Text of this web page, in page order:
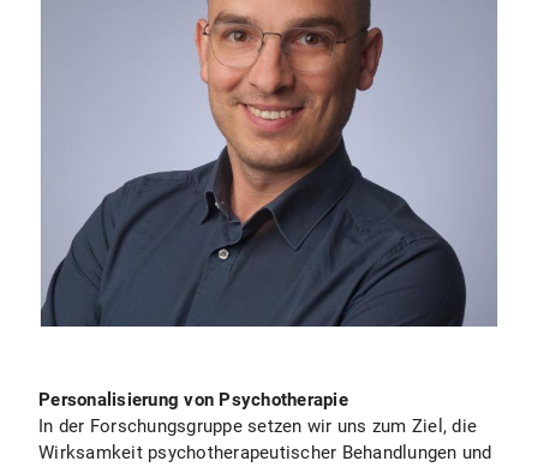
Personalisierung von Psychotherapie
In der Forschungsgruppe setzen wir uns zum Ziel, die
Wirksamkeit psychotherapeutischer Behandlungen und